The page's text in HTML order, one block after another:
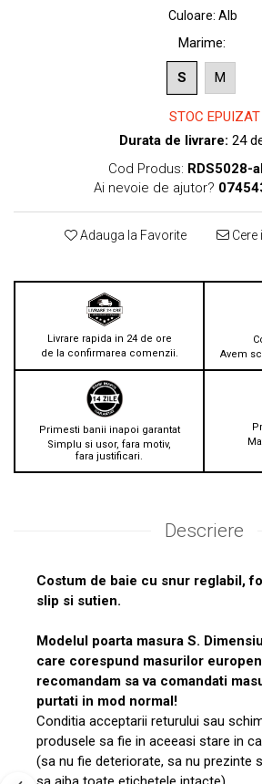
Culoare: Alb
Marime:
S M
STOC EPUIZAT
Durata de livrare: 24
Cod Produs: RDS5028-
Ai nevoie de ajutor?
Adauga la Favorite
Livrare rapida in 24 de ore
de la confirmarea comenzii.
Avem
Primesti banii inapoi garantat
Simplu si usor, fara motiv,
fara justificari.
Descriere
Costum de baie cu snur reglabil,
slip si sutien.
Modelul poarta masura S.
care corespund masurilor
recomandam sa va comandati
purtati in mod normal!
Conditia acceptarii returului sau
produsele sa fie in aceeasi stare in
(sa nu fie deteriorate, sa nu prezinte